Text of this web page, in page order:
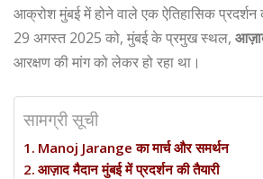
आक्रोश मुंबई में होने वाले एक ऐतिहासिक
29 अगस्त 2025 को, मुंबई के प्रमुख स्थल,
आरक्षण की मांग को लेकर हो रहा था।
सामग्री सूची
Manoj Jarange का मार्च और समर्थन
आज़ाद मैदान मुंबई में प्रदर्शन की तैयारी